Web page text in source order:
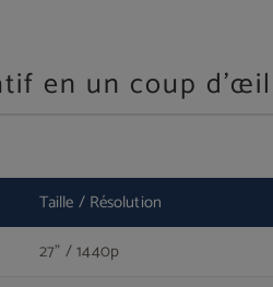
en un coup d'œil
Taille / Résolution
27" / 1440p